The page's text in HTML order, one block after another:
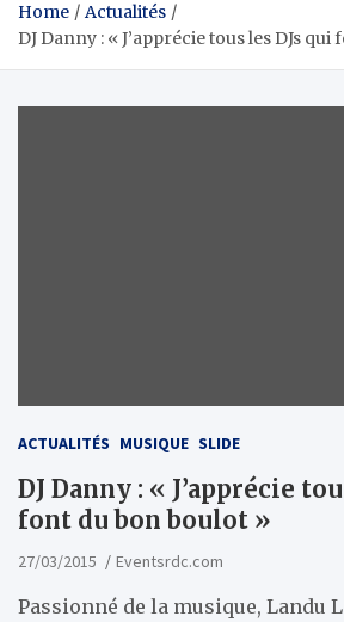
Home
Actualités
DJ Danny : « J’apprécie tous les DJs
ACTUALITÉS MUSIQUE SLIDE
DJ Danny : « J’apprécie
font du bon boulot »
27/03/2015 Eventsrdc.com
Passionné de la musique, Landu